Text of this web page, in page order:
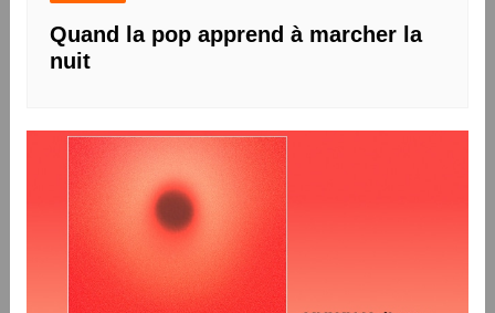
Quand la pop apprend à marcher la
nuit